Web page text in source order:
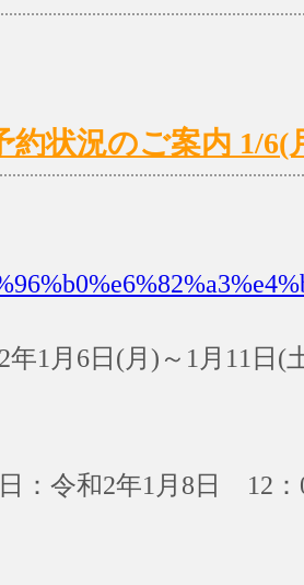
約状況のご案内 1/6(
年1月6日(月)～1月11日
：令和2年1月8日 12：